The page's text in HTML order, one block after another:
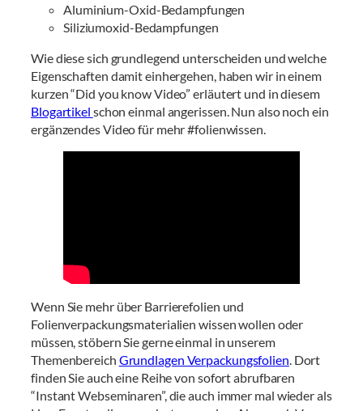
Aluminium-Oxid-Bedampfungen
Siliziumoxid-Bedampfungen
Wie diese sich grundlegend unterscheiden und welche
Eigenschaften damit einhergehen, haben wir in einem
kurzen “Did you know Video” erläutert und in diesem
Blogartikel schon einmal angerissen. Nun also noch ein
ergänzendes Video für mehr #folienwissen.
Wenn Sie mehr über Barrierefolien und
Folienverpackungsmaterialien wissen wollen oder
müssen, stöbern Sie gerne einmal in unserem
Themenbereich Grundlagen Verpackungsfolien. Dort
finden Sie auch eine Reihe von sofort abrufbaren
“Instant Webseminaren”, die auch immer mal wieder als